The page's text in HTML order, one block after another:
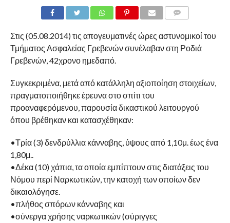
Στις (05.08.2014) τις απογευματινές ώρες αστυνομικοί του
Τμήματος Ασφαλείας Γρεβενών συνέλαβαν στη Ροδιά
Γρεβενών, 42χρονο ημεδαπό.
Συγκεκριμένα, μετά από κατάλληλη αξιοποίηση στοιχείων,
πραγματοποιήθηκε έρευνα στο σπίτι του
προαναφερόμενου, παρουσία δικαστικού λειτουργού
όπου βρέθηκαν και κατασχέθηκαν:
•Τρία (3) δενδρύλλια κάνναβης, ύψους από 1,10μ. έως ένα
1,80μ..
•Δέκα (10) χάπια, τα οποία εμπίπτουν στις διατάξεις του
Νόμου περί Ναρκωτικών, την κατοχή των οποίων δεν
δικαιολόγησε.
•πλήθος σπόρων κάνναβης και
•σύνεργα χρήσης ναρκωτικών (σύριγγες